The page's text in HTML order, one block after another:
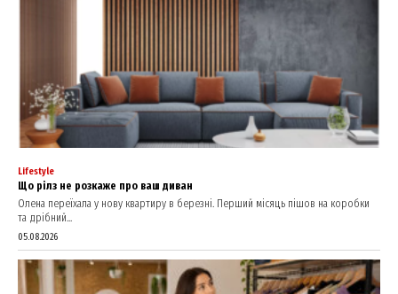
Lifestyle
Що рілз не розкаже про ваш диван
Олена переїхала у нову квартиру в березні. Перший місяць пішов на коробки
та дрібний...
05.08.2026